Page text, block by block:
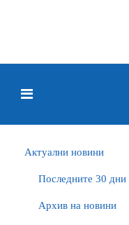
Актуални новини
Последните 30 дни
Архив на новини